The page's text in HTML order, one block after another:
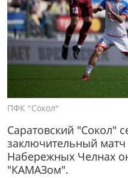
ПФК "Сокол"
Саратовский "Сокол"
заключительный
Набережных Челнах
"КАМАЗом".